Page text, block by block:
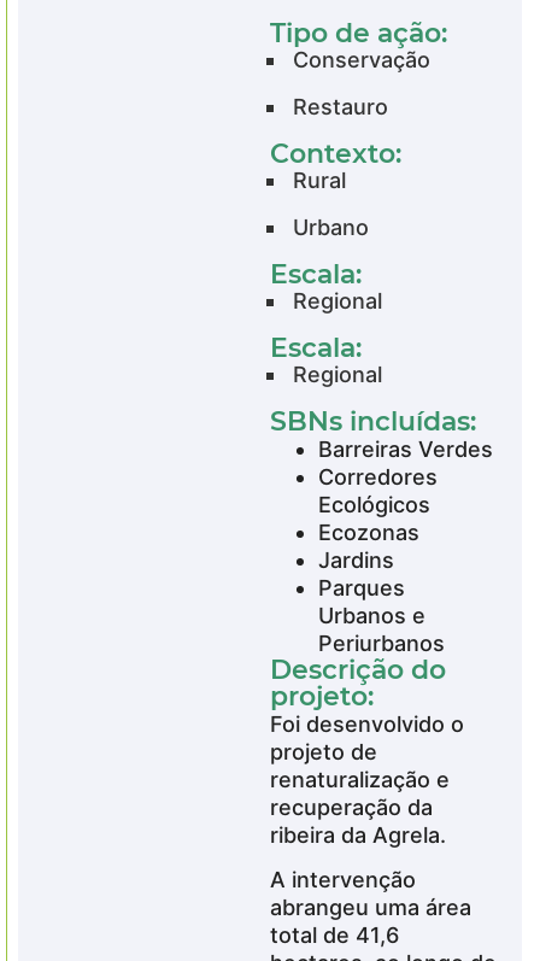
Tipo de ação:
Conservação
Restauro
Contexto:
Rural
Urbano
Escala:
Regional
Escala:
Regional
SBNs incluídas:
Barreiras Verdes
Corredores
Ecológicos
Ecozonas
Jardins
Parques
Urbanos e
Periurbanos
Descrição do
projeto:
Foi desenvolvido o
projeto de
renaturalização e
recuperação da
ribeira da Agrela.
A intervenção
abrangeu uma área
total de 41,6